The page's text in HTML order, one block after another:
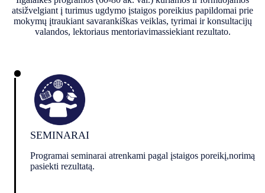
atsižvelgiant į turimus ugdymo įstaigos poreikius papildomai prie
mokymų įtraukiant savarankiškas veiklas, tyrimai ir konsultacijų
valandos, lektoriaus mentoriavimassiekiant rezultato.
SEMINARAI
Programai seminarai atrenkami pagal įstaigos poreikį,norimą
pasiekti rezultatą.